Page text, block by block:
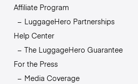
Affiliate Program
LuggageHero Partnerships
Help Center
The LuggageHero Guarantee
For the Press
Media Coverage